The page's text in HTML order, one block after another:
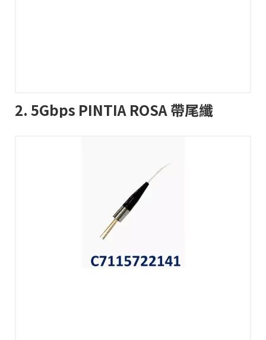
2. 5Gbps PINTIA ROSA 帶尾纖